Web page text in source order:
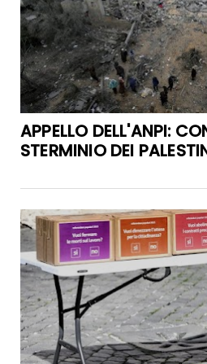
APPELLO DELL'ANPI:
STERMINIO DEI